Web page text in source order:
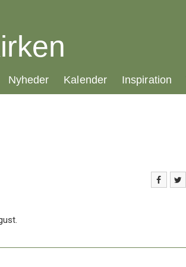
21.0:
Nyheder 22.0:
Kalender 23.0:
Inspiration